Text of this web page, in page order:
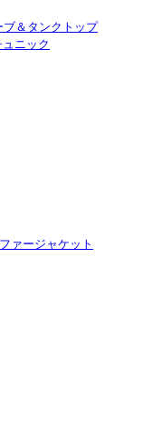
ブ＆タンクトップ
ニック
ァージャケット